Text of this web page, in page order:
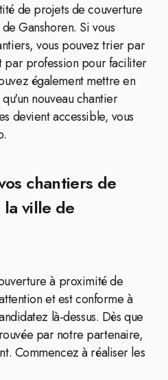
de projets de couverture
Ganshoren. Si vous
vous pouvez trier par
profession pour faciliter
également mettre en
nouveau chantier
devient accessible, vous
chantiers de
ville de
à proximité de
et est conforme à
là-dessus. Dès que
par notre partenaire,
Commencez à réaliser les